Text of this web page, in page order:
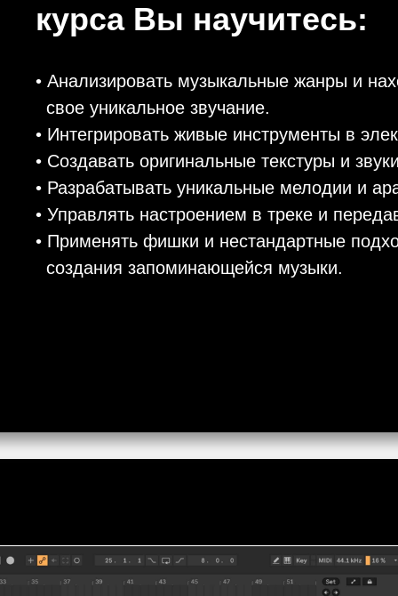
• Анализировать музыкальные жанры и
свое уникальное звучание.
• Интегрировать живые инструменты в
• Создавать оригинальные текстуры и
• Разрабатывать уникальные мелодии и
• Управлять настроением в треке и
• Применять фишки и нестандартные
создания запоминающейся музыки.
курса Вы научитесь: